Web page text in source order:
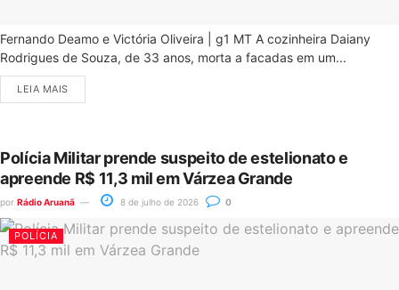
Fernando Deamo e Victória Oliveira | g1 MT A cozinheira Daiany
Rodrigues de Souza, de 33 anos, morta a facadas em um...
LEIA MAIS
Polícia Militar prende suspeito de estelionato e
apreende R$ 11,3 mil em Várzea Grande
por Rádio Aruanã 8 de julho de 2026 0
POLÍCIA